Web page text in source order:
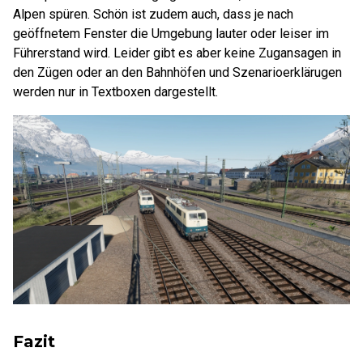
Alpen spüren. Schön ist zudem auch, dass je nach
geöffnetem Fenster die Umgebung lauter oder leiser im
Führerstand wird. Leider gibt es aber keine Zugansagen in
den Zügen oder an den Bahnhöfen und Szenarioerklärugen
werden nur in Textboxen dargestellt.
Fazit